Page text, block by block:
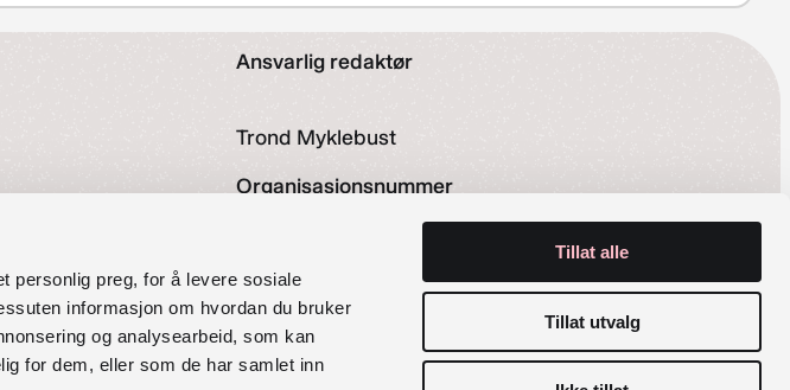
personlig preg, for å levere sosiale
informasjon om hvordan du bruker
og analysearbeid, som kan
for dem, eller som de har samlet inn
Tillat alle
Tillat utvalg
Ansvarlig redaktør
Trond Myklebust
Organisasjonsnummer
Sosiale medier
Facebook Instagram